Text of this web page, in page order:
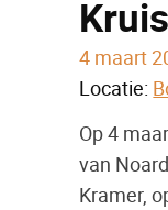
4 maart
Locatie:
Op 4
van
Kramer,